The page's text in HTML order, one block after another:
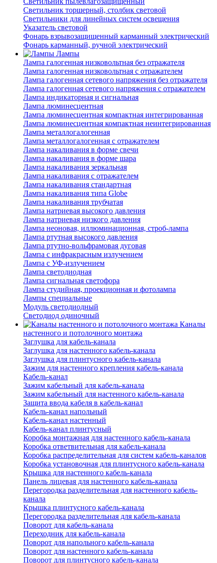
Светильник торшерный, столбик световой
Светильники для линейных систем освещения
Указатель световой
Фонарь взрывозащищенный карманный электрический
Фонарь карманный, ручной электрический
Лампы
Лампа галогенная низковольтная без отражателя
Лампа галогенная низковольтная с отражателем
Лампа галогенная сетевого напряжения без отражателя
Лампа галогенная сетевого напряжения с отражателем
Лампа индикаторная и сигнальная
Лампа люминесцентная
Лампа люминесцентная компактная интегрированная
Лампа люминесцентная компактная неинтегрированная
Лампа металлогалогенная
Лампа металлогалогенная с отражателем
Лампа накаливания в форме свечи
Лампа накаливания в форме шара
Лампа накаливания зеркальная
Лампа накаливания с отражателем
Лампа накаливания стандартная
Лампа накаливания типа Globe
Лампа накаливания трубчатая
Лампа натриевая высокого давления
Лампа натриевая низкого давления
Лампа неоновая, иллюминационная, строб-лампа
Лампа ртутная высокого давления
Лампа ртутно-вольфрамовая дуговая
Лампа с инфракрасным излучением
Лампа с УФ-излучением
Лампа светодиодная
Лампа сигнальная светофора
Лампа студийная, проекционная и фотолампа
Лампы специальные
Модуль светодиодный
Светодиод одиночный
Каналы
настенного и потолочного монтажа
Заглушка для кабель-канала
Заглушка для настенного кабель-канала
Заглушка для плинтусного кабель-канала
Зажим для настенного крепления кабель-канала
Кабель-канал
Зажим кабельный для кабель-канала
Зажим кабельный для настенного кабель-канала
Защита ввода кабеля в кабель-канал
Кабель-канал напольный
Кабель-канал настенный
Кабель-канал плинтусный
Коробка монтажная для настенного кабель-канала
Коробка ответвительная для кабель-канала
Коробка распределительная для систем кабель-каналов
Коробка установочная для плинтусного кабель-канала
Крышка для настенного кабель-канала
Панель лицевая для настенного кабель-канала
Перегородка разделительная для настенного кабель-
канала
Крышка плинтусного кабель-канала
Перегородка разделительная для кабель-канала
Поворот для кабель-канала
Переходник для кабель-канала
Поворот для напольного кабель-канала
Поворот для настенного кабель-канала
Поворот для плинтусного кабель-канала